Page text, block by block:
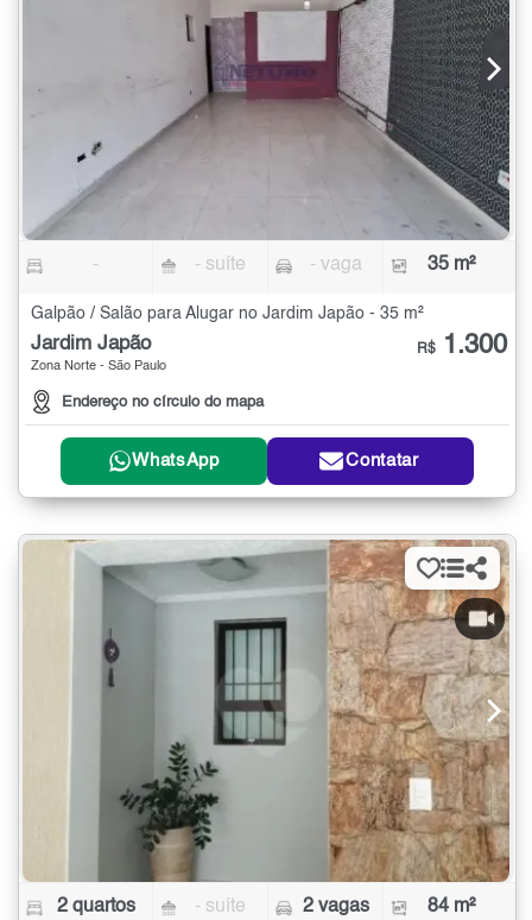
- - suíte - vaga 35 m²
Galpão / Salão para Alugar no Jardim Japão - 35 m²
Jardim Japão
Zona Norte - São Paulo
Endereço no círculo do mapa
R$ 1.300
WhatsApp Contatar
2 quartos - suíte 2 vagas 84 m²